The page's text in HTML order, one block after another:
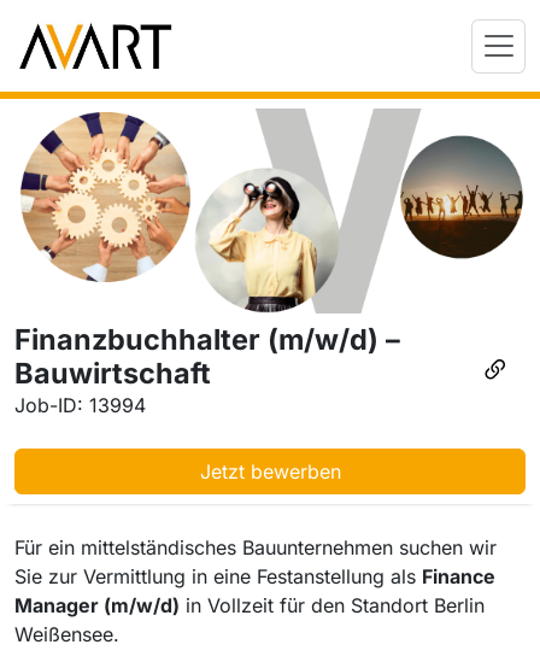
Finanzbuchhalter (m/w/d) –
Bauwirtschaft
Job-ID: 13994
Jetzt bewerben
Für ein mittelständisches Bauunternehmen suchen wir
Sie zur Vermittlung in eine Festanstellung als Finance
Manager (m/w/d) in Vollzeit für den Standort Berlin
Weißensee.